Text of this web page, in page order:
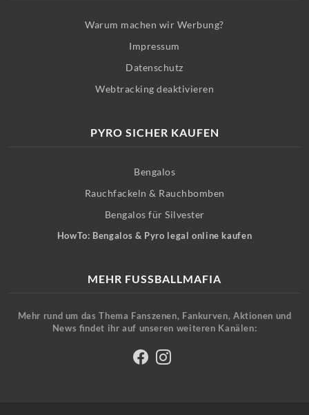
Warum machen wir Werbung?
Impressum
Datenschutz
Webtracking deaktivieren
PYRO SICHER KAUFEN
Bengalos
Rauchfackeln & Rauchbomben
Bengalos für Silvester
HowTo: Bengalos & Pyro legal online kaufen
MEHR FUSSBALLMAFIA
Mehr rund um das Thema Fanszenen, Fankurven, Aktionen und
News findet ihr auf unseren weiteren Kanälen: